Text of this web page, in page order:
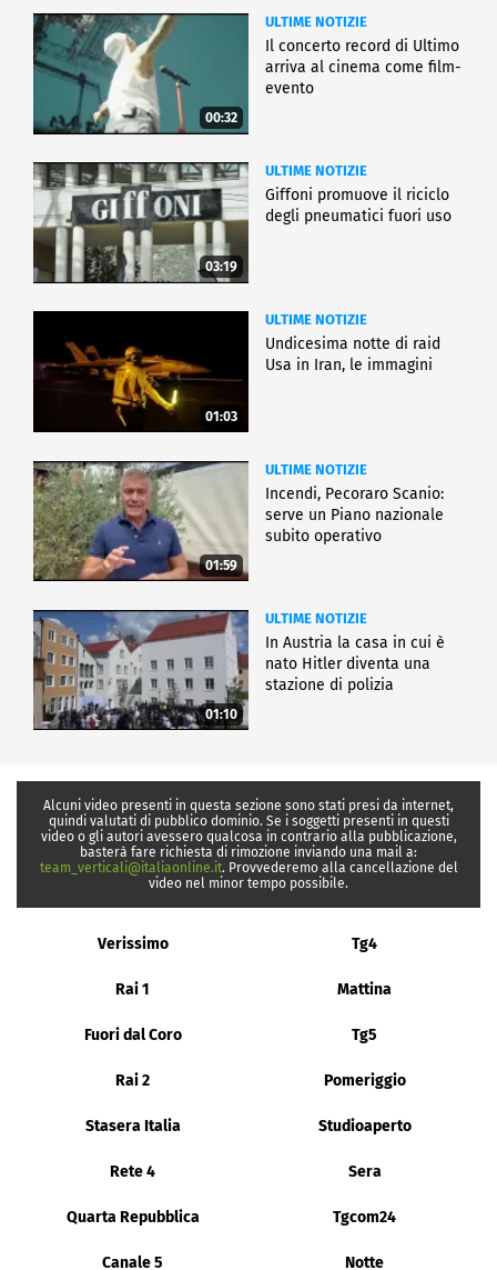
00:32
ULTIME NOTIZIE
Il concerto record di Ultimo
arriva al cinema come film-
evento
03:19
ULTIME NOTIZIE
Giffoni promuove il riciclo
degli pneumatici fuori uso
01:03
ULTIME NOTIZIE
Undicesima notte di raid
Usa in Iran, le immagini
01:59
ULTIME NOTIZIE
Incendi, Pecoraro Scanio:
serve un Piano nazionale
subito operativo
01:10
ULTIME NOTIZIE
In Austria la casa in cui è
nato Hitler diventa una
stazione di polizia
Alcuni video presenti in questa sezione sono stati presi da internet,
quindi valutati di pubblico dominio. Se i soggetti presenti in questi
video o gli autori avessero qualcosa in contrario alla pubblicazione,
basterà fare richiesta di rimozione inviando una mail a:
team_verticali@italiaonline.it. Provvederemo alla cancellazione del
video nel minor tempo possibile.
Verissimo Tg4
Rai 1 Mattina
Fuori dal Coro Tg5
Rai 2 Pomeriggio
Stasera Italia Studioaperto
Rete 4 Sera
Quarta Repubblica Tgcom24
Canale 5 Notte